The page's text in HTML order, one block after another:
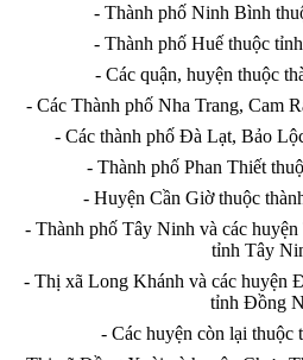
- Thành phố Ninh Bình
- Thành phố Huế thuộc tỉ
- Các quận, huyện thuộc
- Các Thành phố Nha Trang, Cam
- Các thành phố Đà Lạt, Bảo
- Thành phố Phan Thiết
- Huyện Cần Giờ thuộc
- Thành phố Tây Ninh và các huyện
tỉnh Tây
- Thị xã Long Khánh và các huyện
tỉnh Đồng
- Các huyện còn lại